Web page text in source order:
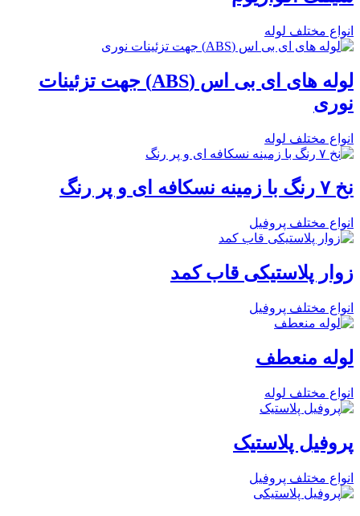
انواع مختلف لوله
لوله های ای بی اس (ABS) جهت تزئینات
نوری
انواع مختلف لوله
نخ ۷ رنگ با زمینه نسکافه ای و پر رنگ
انواع مختلف پروفیل
زوار پلاستیکی قاب کمد
انواع مختلف پروفیل
لوله منعطف
انواع مختلف لوله
پروفیل پلاستیک
انواع مختلف پروفیل